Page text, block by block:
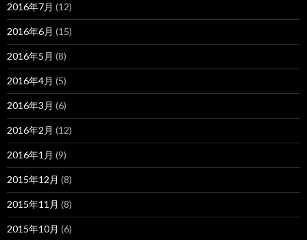
2016年7月 (12)
2016年6月 (15)
2016年5月 (8)
2016年4月 (5)
2016年3月 (6)
2016年2月 (12)
2016年1月 (9)
2015年12月 (8)
2015年11月 (8)
2015年10月 (6)